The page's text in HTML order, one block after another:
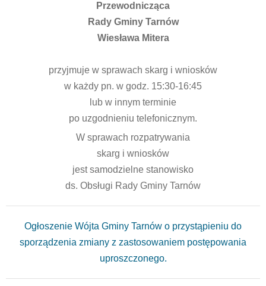
Przewodnicząca
Rady Gminy Tarnów
Wiesława Mitera
przyjmuje w sprawach skarg i wniosków
w każdy pn. w godz. 15:30-16:45
lub w innym terminie
po uzgodnieniu telefonicznym.
W sprawach rozpatrywania
skarg i wniosków
jest samodzielne stanowisko
ds. Obsługi Rady Gminy Tarnów
Ogłoszenie Wójta Gminy Tarnów o przystąpieniu do
sporządzenia zmiany z zastosowaniem postępowania
uproszczonego.